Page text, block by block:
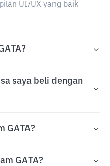
UI/UX yang baik
saya beli dengan
GATA?
GATA?